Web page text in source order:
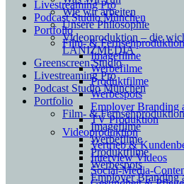
Livestreaming Pro
Podcast Studio München
Portfolio
Film- & Fernsehproduktion
Imagefilme
Werbefilme
Produktfilme
Werbespots
Employer Branding
TV Produktion
Videoproduktion
Vertrieb &
Interview Videos
Social-Media-
Wie wir arbeiten
Unsere Philosophie
Videoproduktion – die
LANIZMEDIA
Greenscreen Studio
Livestreaming Pro
Podcast Studio München
Portfolio
Film- & Fernsehproduktion
Imagefilme
Werbefilme
Produktfilme
Werbespots
Employer Branding